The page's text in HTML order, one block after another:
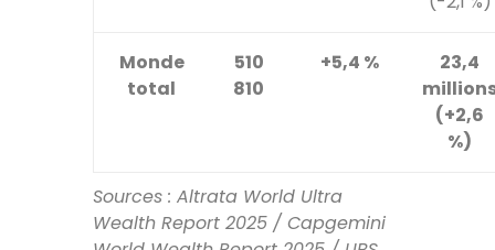
Monde
total
510
810
+5,4 %
23,4
(+2,6
%)
Sources : Altrata World Ultra
Wealth Report 2025 / Capgemini